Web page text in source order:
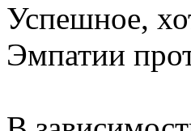
Успешное,
Эмпатии